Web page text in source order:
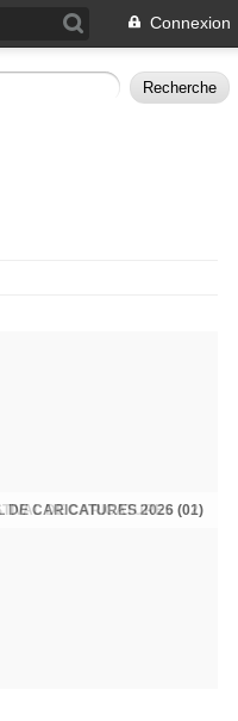
Connexion
DE CARICATURES 2026 (01)